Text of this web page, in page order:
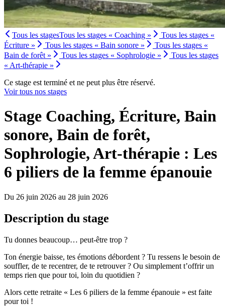
Tous les stagesTous les stages « Coaching »
Tous les stages «
Écriture »
Tous les stages « Bain sonore »
Tous les stages «
Bain de forêt »
Tous les stages « Sophrologie »
Tous les stages
« Art-thérapie »
Ce stage est terminé et ne peut plus être réservé.
Voir tous nos stages
Stage Coaching, Écriture, Bain
sonore, Bain de forêt,
Sophrologie, Art-thérapie : Les
6 piliers de la femme épanouie
Du 26 juin 2026 au 28 juin 2026
Description du stage
Tu donnes beaucoup… peut-être trop ?
Ton énergie baisse, tes émotions débordent ? Tu ressens le besoin de
souffler, de te recentrer, de te retrouver ? Ou simplement t’offrir un
temps rien que pour toi, loin du quotidien ?
Alors cette retraite « Les 6 piliers de la femme épanouie » est faite
pour toi !